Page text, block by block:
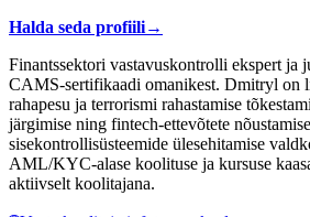
Halda seda profiili→
Finantssektori vastavuskontrolli ekspert ja
CAMS-sertifikaadi omanikest. Dmitryl on
rahapesu ja terrorismi rahastamise
järgimise ning fintech-ettevõtete
sisekontrollisüsteemide ülesehitamise
AML/KYC-alase koolituse ja kursuse
aktiivselt koolitajana.